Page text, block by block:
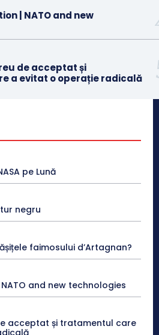
| NATO and new
de acceptat și
a evitat o operație radicală
pe Lună
negru
faimosului d’Artagnan?
and new technologies
acceptat și tratamentul care